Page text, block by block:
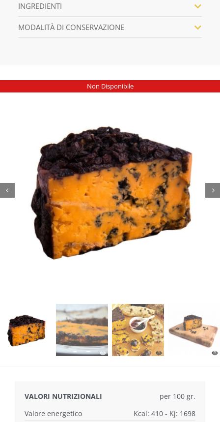
Non Disponibile
INGREDIENTI
MODALITÀ DI CONSERVAZIONE
VALORI NUTRIZIONALI
per 100 gr.
Valore energetico
Kcal: 410 - Kj: 1698